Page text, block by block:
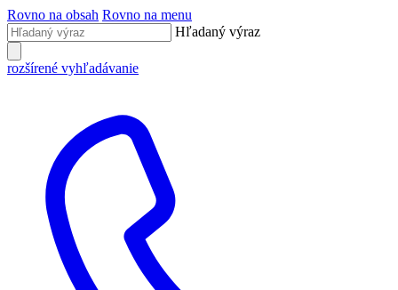
Rovno na obsah Rovno na menu
Hľadaný výraz
rozšírené vyhľadávanie